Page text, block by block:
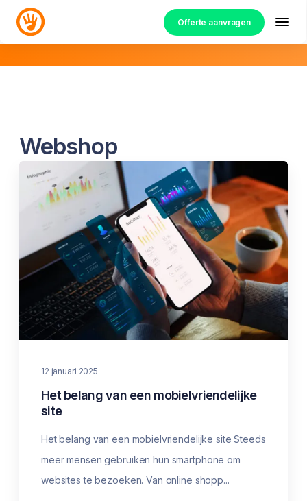
Offerte aanvragen
Webshop
12 januari 2025
Het belang van een mobielvriendelijke
site
Het belang van een mobielvriendelijke site Steeds
meer mensen gebruiken hun smartphone om
websites te bezoeken. Van online shopp...